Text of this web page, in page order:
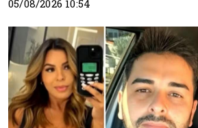
05/08/2026 10:54